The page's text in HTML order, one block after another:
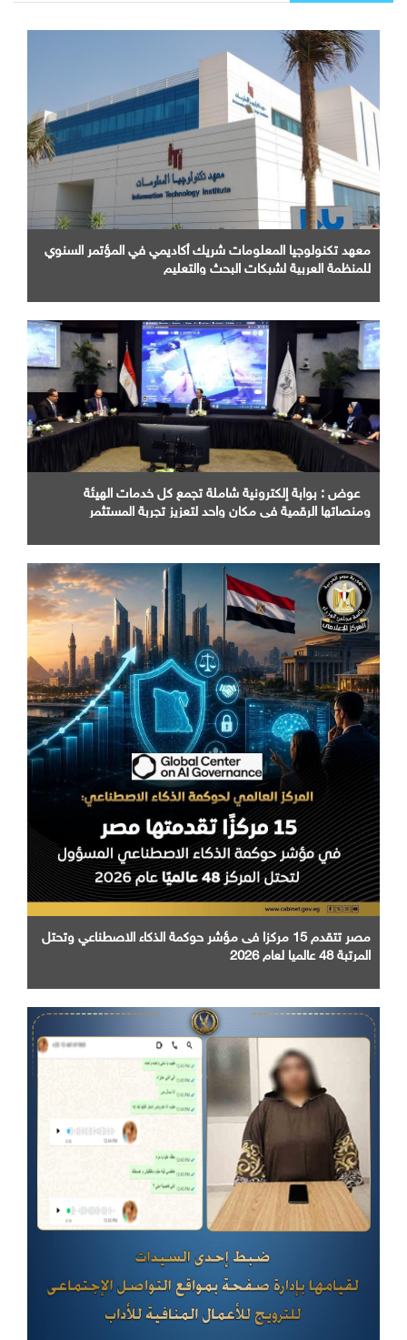
معهد تكنولوجيا المعلومات شريك أكاديمي في المؤتمر السنوي
للمنظمة العربية لشبكات البحث والتعليم
عوض : بوابة إلكترونية شاملة تجمع كل خدمات الهيئة
ومنصاتها الرقمية في مكان واحد لتعزيز تجربة المستثمر
مصر تتقدم 15 مركزا فى مؤشر حوكمة الذكاء الاصطناعي وتحتل
المرتبة 48 عالميا لعام 2026